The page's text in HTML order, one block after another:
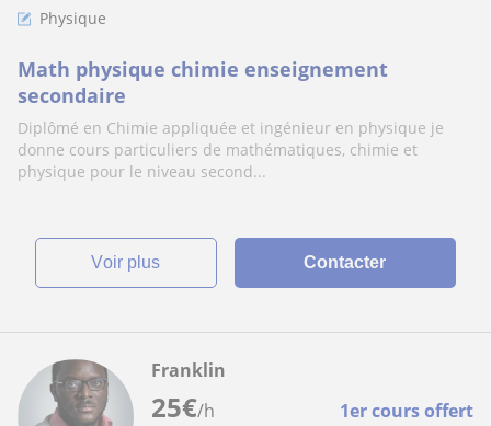
Physique
Math physique chimie enseignement
secondaire
Diplômé en Chimie appliquée et ingénieur en physique je
donne cours particuliers de mathématiques, chimie et
physique pour le niveau second...
voir plus Contacter
25€/h 1er cours offert
Franklin